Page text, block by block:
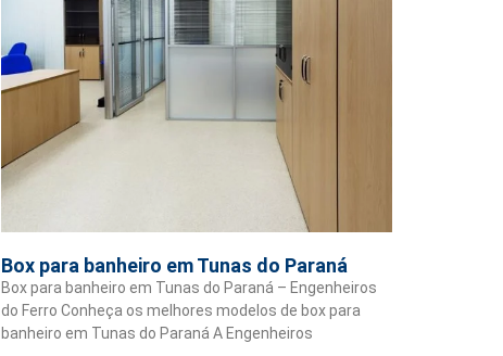
Box para banheiro em Tunas do Paraná
Box para banheiro em Tunas do Paraná – Engenheiros
do Ferro Conheça os melhores modelos de box para
banheiro em Tunas do Paraná A Engenheiros